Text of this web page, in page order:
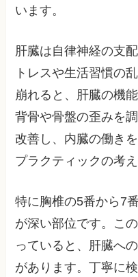
います。
肝臓は自律神経の支
トレスや生活習慣の
崩れると、肝臓の機
背骨や骨盤の歪みを
改善し、内臓の働き
プラクティックの考え
特に胸椎の5番から7
が深い部位です。こ
っていると、肝臓へ
があります。丁寧に